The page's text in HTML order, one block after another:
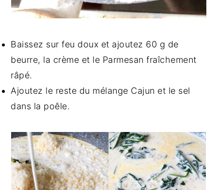
Baissez sur feu doux et ajoutez 60 g de
beurre, la crème et le Parmesan fraîchement
râpé.
Ajoutez le reste du mélange Cajun et le sel
dans la poêle.